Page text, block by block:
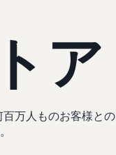
ア
万人ものお客様との